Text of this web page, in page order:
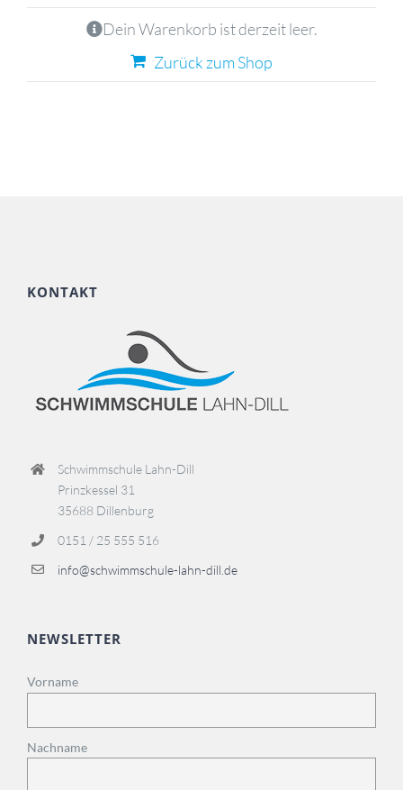
Dein Warenkorb ist derzeit leer.
Zurück zum Shop
KONTAKT
Schwimmschule Lahn-Dill
Prinzkessel 31
35688 Dillenburg
0151 / 25 555 516
info@schwimmschule-lahn-dill.de
NEWSLETTER
Vorname
Nachname